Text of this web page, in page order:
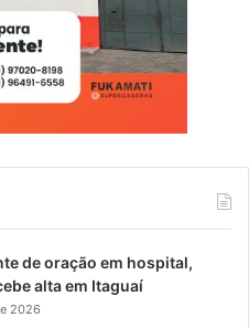
de oração em hospital,
alta em Itaguaí
2026